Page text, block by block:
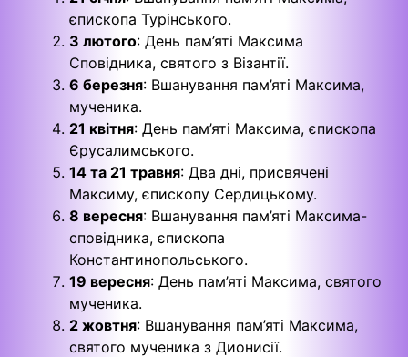
єпископа Турінського.
3 лютого: День пам’яті Максима
Сповідника, святого з Візантії.
6 березня: Вшанування пам’яті Максима,
мученика.
21 квітня: День пам’яті Максима, єпископа
Єрусалимського.
14 та 21 травня: Два дні, присвячені
Максиму, єпископу Сердицькому.
8 вересня: Вшанування пам’яті Максима-
сповідника, єпископа
Константинопольського.
19 вересня: День пам’яті Максима, святого
мученика.
2 жовтня: Вшанування пам’яті Максима,
святого мученика з Дионисії.